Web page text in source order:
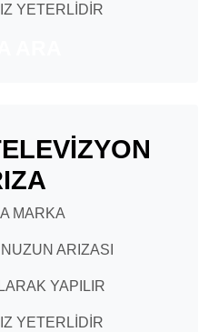
YETERLİDİR
MARKA
ARIZASI
YAPILIR
YETERLİDİR